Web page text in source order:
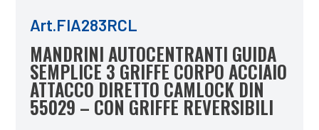
Art.FIA283RCL
MANDRINI AUTOCENTRANTI GUIDA
SEMPLICE 3 GRIFFE CORPO ACCIAIO
ATTACCO DIRETTO CAMLOCK DIN
55029 – CON GRIFFE REVERSIBILI